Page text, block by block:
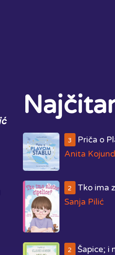
3
Priča o
Anita
2
Tko ima
Sanja Pilić
2 Šapice; i